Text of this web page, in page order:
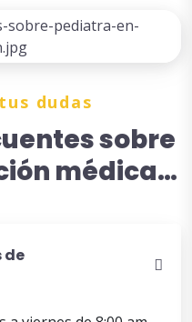
dudas
sobre
médica
de